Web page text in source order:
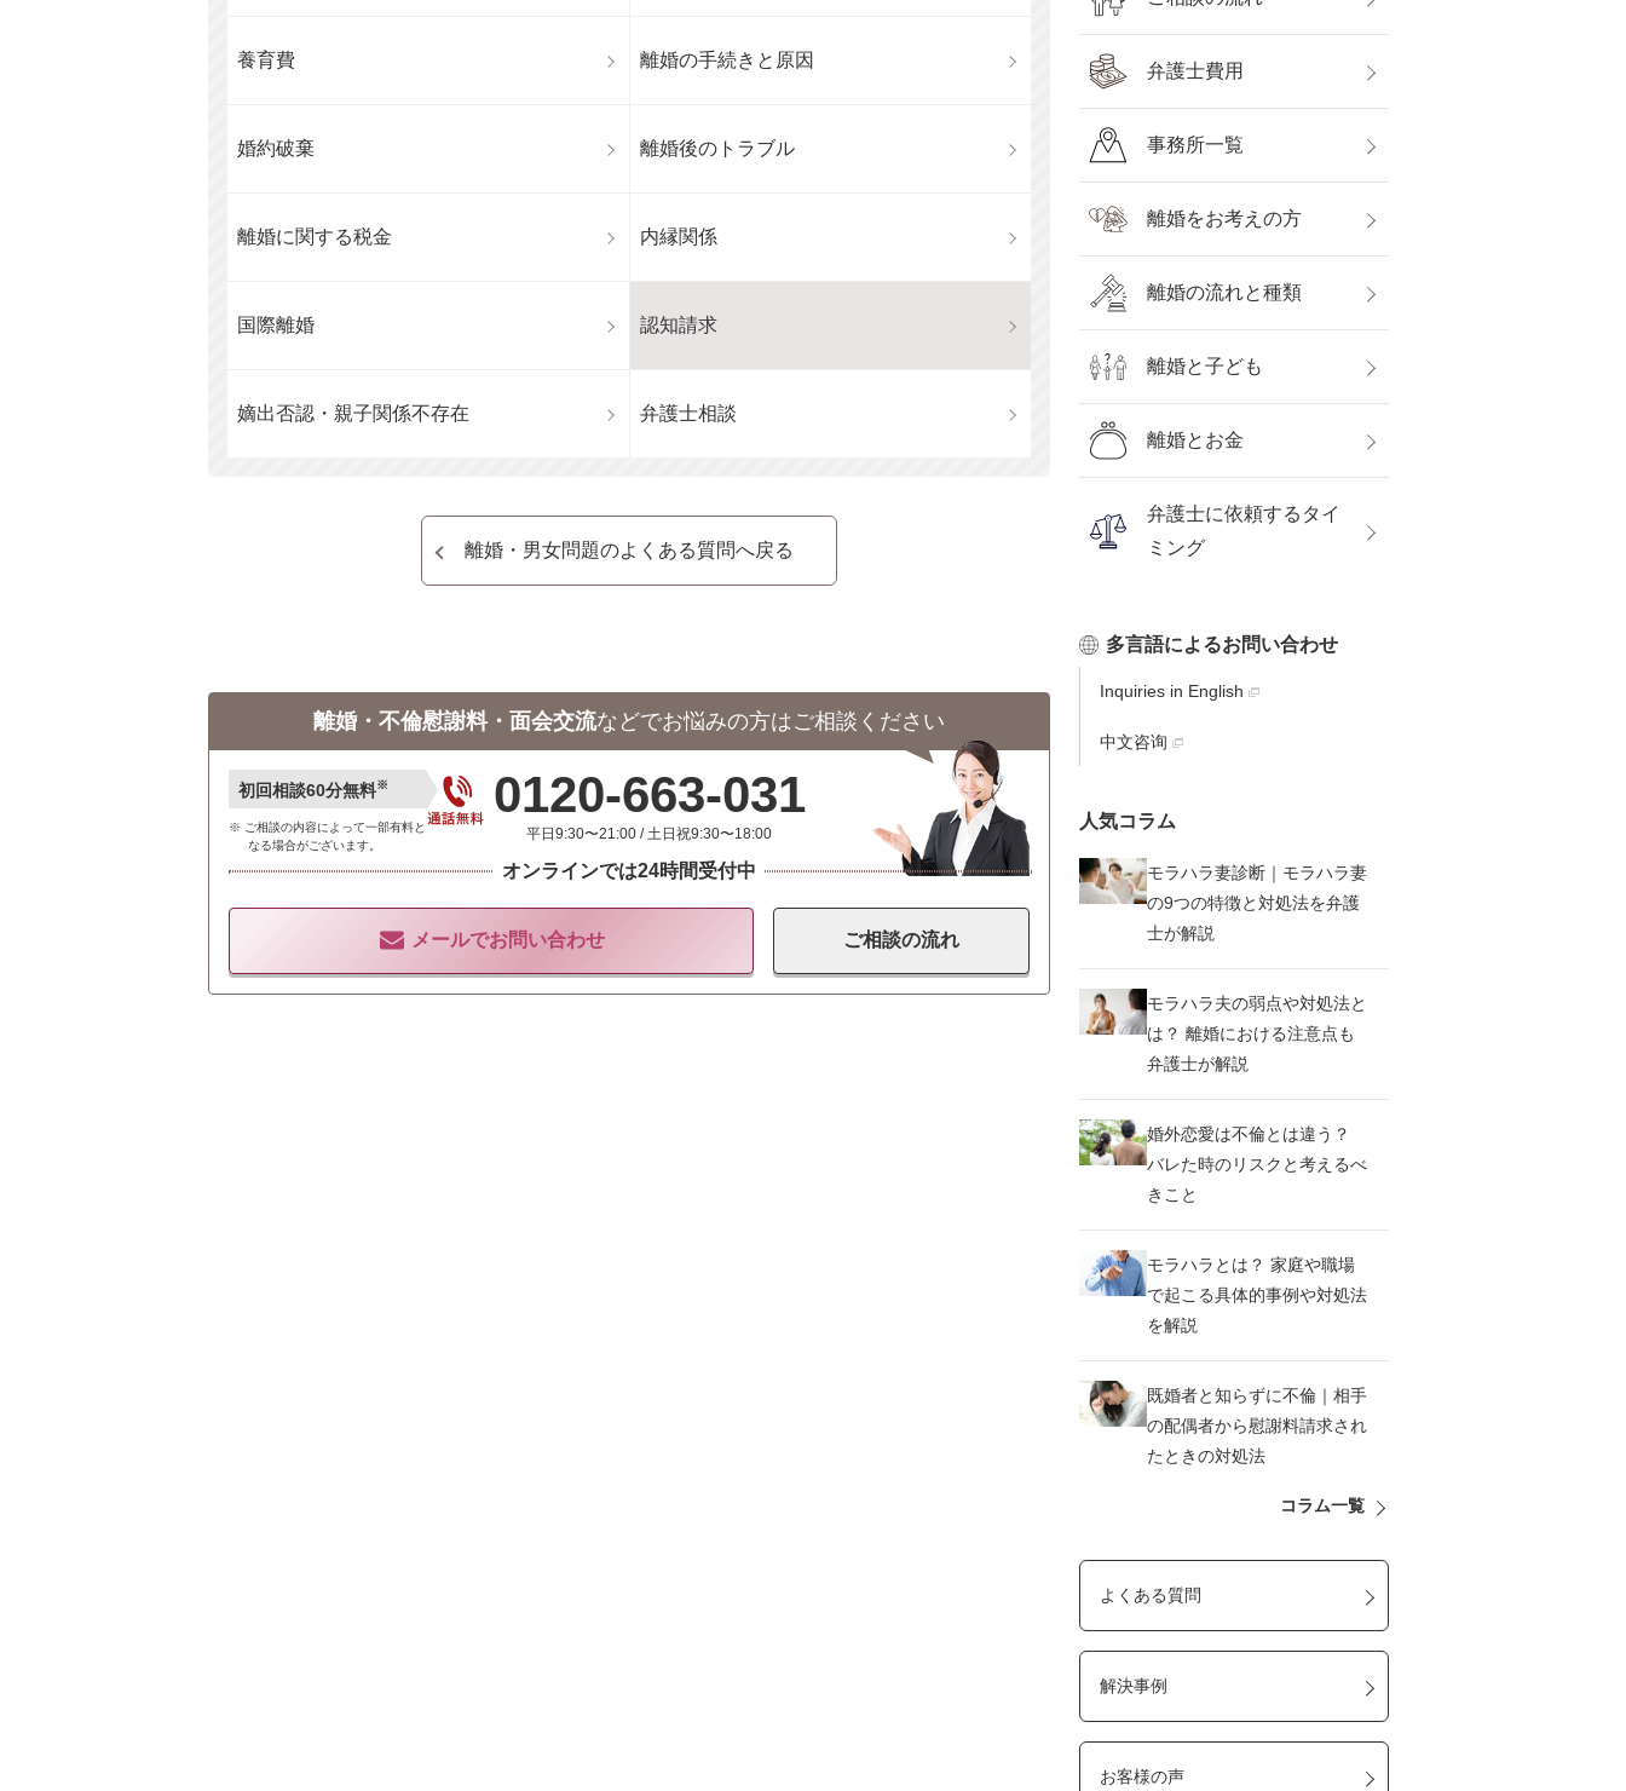
養育費 離婚の手続きと原因
婚約破棄 離婚後のトラブル
離婚に関する税金 内縁関係
国際離婚 認知請求
嫡出否認・親子関係不存在 弁護士相談
離婚・男女問題のよくある質問へ戻る
離婚・不倫慰謝料・面会交流などでお悩みの方はご相談ください
初回相談60分無料※
ご相談の内容によって一部有料と
なる場合がございます。
0120-663-031
平日9:30〜21:00 / 土日祝9:30〜18:00
オンラインでは24時間受付中
メールでお問い合わせ ご相談の流れ
弁護士費用
事務所一覧
離婚をお考えの方
離婚の流れと種類
離婚と子ども
離婚とお金
弁護士に依頼するタイ
ミング
多言語によるお問い合わせ
Inquiries in English
中文咨询
人気コラム
モラハラ妻診断｜モラハラ妻
の9つの特徴と対処法を弁護
士が解説
モラハラ夫の弱点や対処法と
は？ 離婚における注意点も
弁護士が解説
婚外恋愛は不倫とは違う？
バレた時のリスクと考えるべ
きこと
モラハラとは？ 家庭や職場
で起こる具体的事例や対処法
を解説
既婚者と知らずに不倫｜相手
の配偶者から慰謝料請求され
たときの対処法
コラム一覧
よくある質問
解決事例
お客様の声